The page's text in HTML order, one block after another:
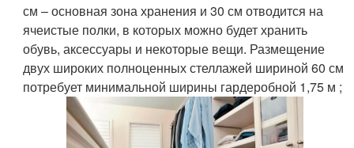
см – основная зона хранения и 30 см отводится на
ячеистые полки, в которых можно будет хранить
обувь, аксессуары и некоторые вещи. Размещение
двух широких полноценных стеллажей шириной 60 см
потребует минимальной ширины гардеробной 1,75 м ;